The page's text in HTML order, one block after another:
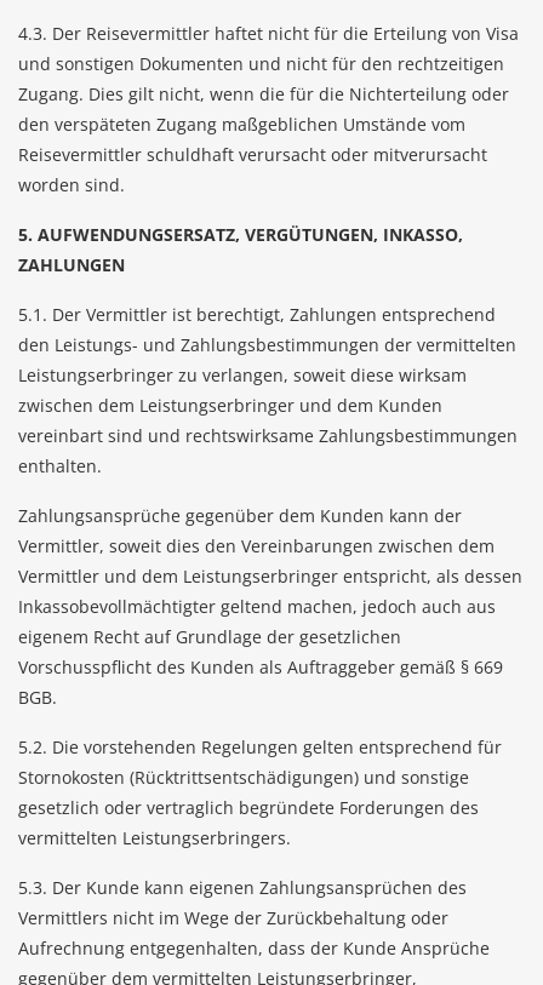
4.3. Der Reisevermittler haftet nicht für die Erteilung von Visa
und sonstigen Dokumenten und nicht für den rechtzeitigen
Zugang. Dies gilt nicht, wenn die für die Nichterteilung oder
den verspäteten Zugang maßgeblichen Umstände vom
Reisevermittler schuldhaft verursacht oder mitverursacht
worden sind.
5. AUFWENDUNGSERSATZ, VERGÜTUNGEN, INKASSO,
ZAHLUNGEN
5.1. Der Vermittler ist berechtigt, Zahlungen entsprechend
den Leistungs- und Zahlungsbestimmungen der vermittelten
Leistungserbringer zu verlangen, soweit diese wirksam
zwischen dem Leistungserbringer und dem Kunden
vereinbart sind und rechtswirksame Zahlungsbestimmungen
enthalten.
Zahlungsansprüche gegenüber dem Kunden kann der
Vermittler, soweit dies den Vereinbarungen zwischen dem
Vermittler und dem Leistungserbringer entspricht, als dessen
Inkassobevollmächtigter geltend machen, jedoch auch aus
eigenem Recht auf Grundlage der gesetzlichen
Vorschusspflicht des Kunden als Auftraggeber gemäß § 669
BGB.
5.2. Die vorstehenden Regelungen gelten entsprechend für
Stornokosten (Rücktrittsentschädigungen) und sonstige
gesetzlich oder vertraglich begründete Forderungen des
vermittelten Leistungserbringers.
5.3. Der Kunde kann eigenen Zahlungsansprüchen des
Vermittlers nicht im Wege der Zurückbehaltung oder
Aufrechnung entgegenhalten, dass der Kunde Ansprüche
gegenüber dem vermittelten Leistungserbringer,